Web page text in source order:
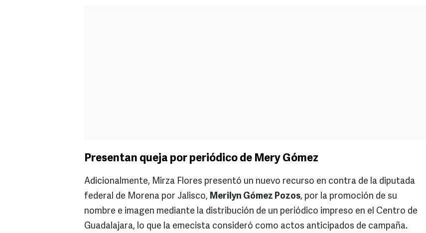
Presentan queja por periódico de Mery Gómez
Adicionalmente, Mirza Flores presentó un nuevo recurso en contra de la diputada
federal de Morena por Jalisco, Merilyn Gómez Pozos, por la promoción de su
nombre e imagen mediante la distribución de un periódico impreso en el Centro de
Guadalajara, lo que la emecista consideró como actos anticipados de campaña.